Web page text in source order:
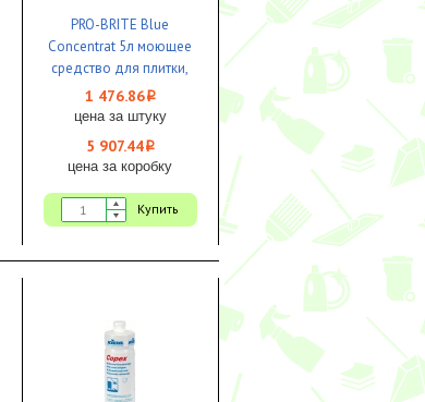
PRO-BRITE Blue
Concentrat 5л моющее
средство для плитки,
линолеума, каучука 1/4
1 476.86i
цена за штуку
5 907.44i
цена за коробку
Купить